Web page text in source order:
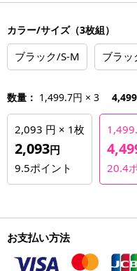
カラー/サイズ（3枚組）
ブラック/S-M ブラッ
数量： 1,499.7円 × 3
2,093 円 × 1枚
2,093円
9.5ポイント
20.4
お支払い方法